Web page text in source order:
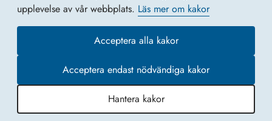
upplevelse av vår webbplats. Läs mer om kakor
Acceptera alla kakor
Acceptera endast nödvändiga kakor
Hantera kakor